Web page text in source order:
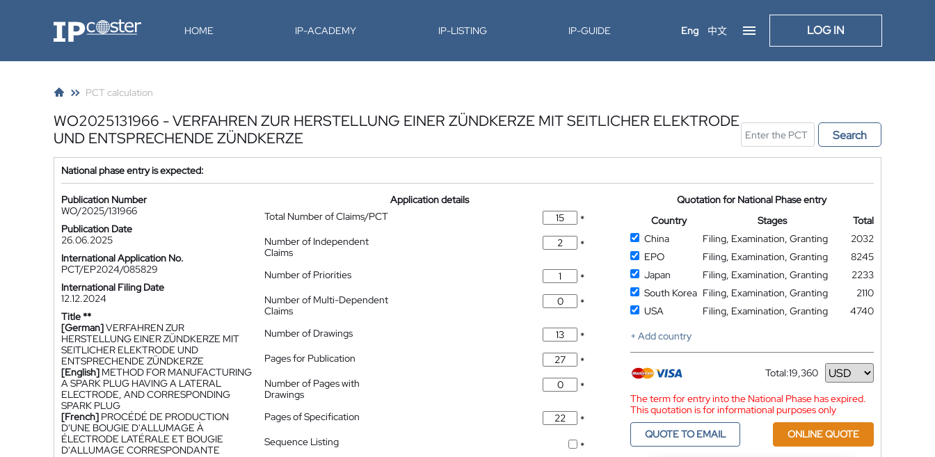
IP-Coster HOME IP-ACADEMY IP-LISTING IP-GUIDE Eng 中文 LOG IN
PCT calculation
WO2025131966 - VERFAHREN ZUR HERSTELLUNG EINER ZÜNDKERZE MIT SEITLICHER ELEKTRODE
UND ENTSPRECHENDE ZÜNDKERZE
Search
National phase entry is expected:
Publication Number
WO/2025/131966
Publication Date
26.06.2025
International Application No.
PCT/EP2024/085829
International Filing Date
12.12.2024
Title **
[German]VERFAHREN ZUR
HERSTELLUNG EINER ZÜNDKERZE MIT
SEITLICHER ELEKTRODE UND
ENTSPRECHENDE ZÜNDKERZE
[English] METHOD FOR MANUFACTURING
A SPARK PLUG HAVING A LATERAL
ELECTRODE, AND CORRESPONDING
SPARK PLUG
[French] PROCÉDÉ DE PRODUCTION
D'UNE BOUGIE D'ALLUMAGE À
ÉLECTRODE LATÉRALE ET BOUGIE
D'ALLUMAGE CORRESPONDANTE
Application details
Total Number of Claims/PCT
*
Number of Independent
Claims
*
Number of Priorities
*
Number of Multi-Dependent
Claims
*
Number of Drawings
*
Pages for Publication
*
Number of Pages with
Drawings
*
Pages of Specification
*
Sequence Listing
*
Quotation for National Phase entry
Country
Stages
Total
China
Filing, Examination, Granting
2032
EPO
Filing, Examination, Granting
8245
Japan
Filing, Examination, Granting
2233
South Korea Filing, Examination, Granting
2110
USA
Filing, Examination, Granting
4740
+ Add country
Total:19,360
Currency
The term for entry into the National Phase has expired.
This quotation is for informational purposes only
QUOTE TO EMAIL
ONLINE QUOTE